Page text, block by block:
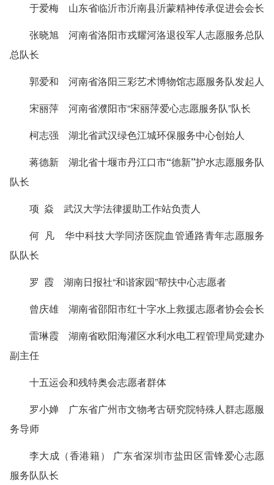
于爱梅 山东省临沂市沂南县沂蒙精神传承促进会会长
张晓旭 河南省洛阳市戎耀河洛退役军人志愿服务总队
总队长
郭爱和 河南省洛阳三彩艺术博物馆志愿服务队发起人
宋丽萍 河南省濮阳市“宋丽萍爱心志愿服务队”队长
柯志强 湖北省武汉绿色江城环保服务中心创始人
蒋德新 湖北省十堰市丹江口市“德新”护水志愿服务队
队长
项 焱 武汉大学法律援助工作站负责人
何 凡 华中科技大学同济医院血管通路青年志愿服务
队队长
罗 霞 湖南日报社“和谐家园”帮扶中心志愿者
曾庆雄 湖南省邵阳市红十字水上救援志愿者协会会长
雷琳霞 湖南省欧阳海灌区水利水电工程管理局党建办
副主任
十五运会和残特奥会志愿者群体
罗小婵 广东省广州市文物考古研究院特殊人群志愿服
务导师
李大成（香港籍） 广东省深圳市盐田区雷锋爱心志愿
服务队队长